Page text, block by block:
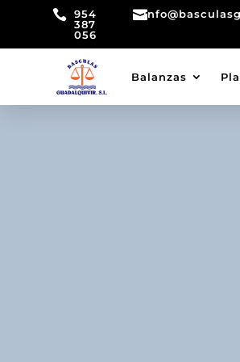
 954
387
056

Balanzas